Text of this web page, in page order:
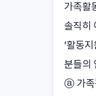
가족활
솔직히
‘활동지
분들의
ⓐ 가족